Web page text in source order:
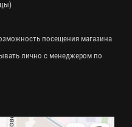
посещения магазина
лично с менеджером по